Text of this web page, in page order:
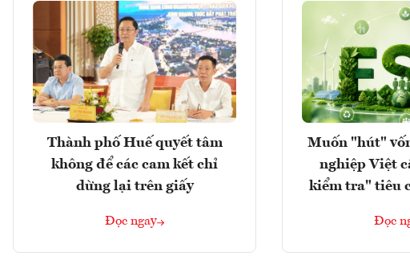
Thành phố Huế quyết tâm
không để các cam kết chỉ
dừng lại trên giấy
Đọc ngay
Muốn "hút"
nghiệp Việt
kiểm tra" tiêu
Đọc